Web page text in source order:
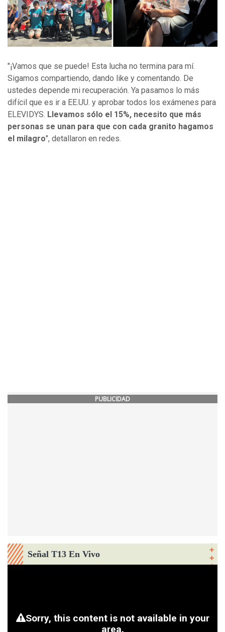
"¡Vamos que se puede! Esta lucha no termina para mí.
Sigamos compartiendo, dando like y comentando. De
ustedes depende mi recuperación. Ya pasamos lo más
difícil que es ir a EE.UU. y aprobar todos los exámenes para
ELEVIDYS. Llevamos sólo el 15%, necesito que más
personas se unan para que con cada granito hagamos
el milagro", detallaron en redes.
PUBLICIDAD
Señal T13 En Vivo